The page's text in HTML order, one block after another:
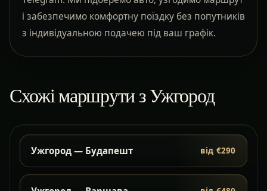
і забезпечимо комфортну поїздку без попутників
з індивідуальною подачею під ваш графік.
Схожі маршрути з Ужгород
Ужгород — Будапешт від €290